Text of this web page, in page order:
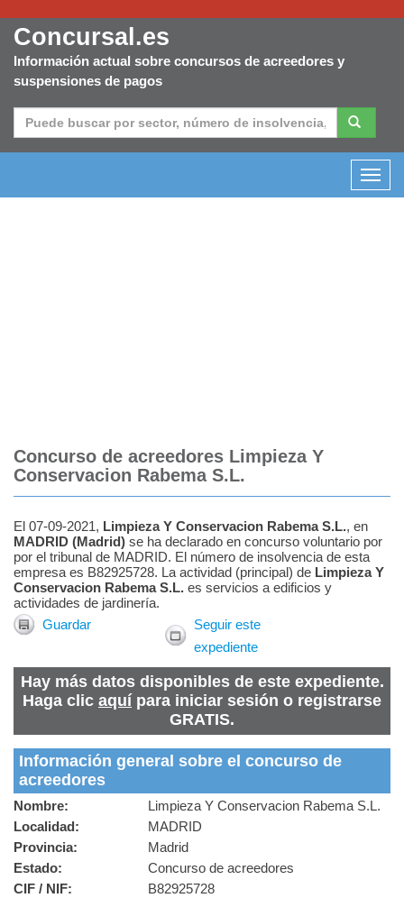
Concursal.es
Información actual sobre concursos de acreedores y
suspensiones de pagos
Concurso de acreedores Limpieza Y
Conservacion Rabema S.L.
El 07-09-2021, Limpieza Y Conservacion Rabema S.L., en
MADRID (Madrid) se ha declarado en concurso voluntario por
por el tribunal de MADRID. El número de insolvencia de esta
empresa es B82925728. La actividad (principal) de Limpieza Y
Conservacion Rabema S.L. es servicios a edificios y
actividades de jardinería.
Guardar
Seguir este
expediente
Hay más datos disponibles de este expediente.
Haga clic aquí para iniciar sesión o registrarse
GRATIS.
Información general sobre el concurso de
acreedores
Nombre:
Limpieza Y Conservacion Rabema S.L.
Localidad:
MADRID
Provincia:
Madrid
Estado:
Concurso de acreedores
CIF / NIF:
B82925728